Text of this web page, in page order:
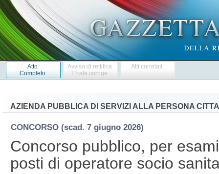
Atto
Completo
Avviso di rettifica
Errata corrige
Atti correlati
AZIENDA PUBBLICA DI SERVIZI ALLA PERSONA
CONCORSO (scad. 7 giugno 2026)
Concorso pubblico, per
posti di operatore socio